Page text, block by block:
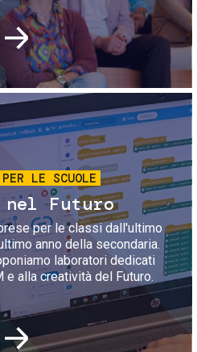
Immagine
LE SCUOLE
Futuro
per le classi dall'ultimo
anno della secondaria.
laboratori dedicati
e alla creatività del Futuro.